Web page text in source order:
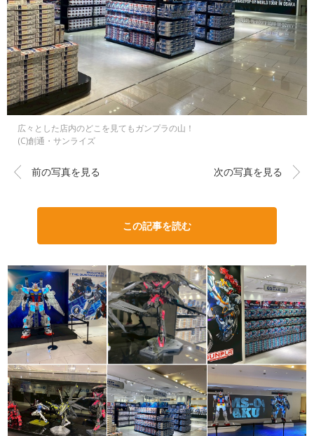
広々とした店内のどこを見てもガンプラの山！
(C)創通・サンライズ
前の写真を見る 次の写真を見る
この記事を読む